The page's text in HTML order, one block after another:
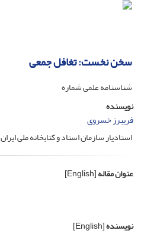
سخن نخست: تغافل جمعی
شناسنامه علمی شماره
نویسنده
فریبرز خسروی
استادیار سازمان اسناد و کتابخانه ملی ایران
عنوان مقاله[English]
نویسنده[English]